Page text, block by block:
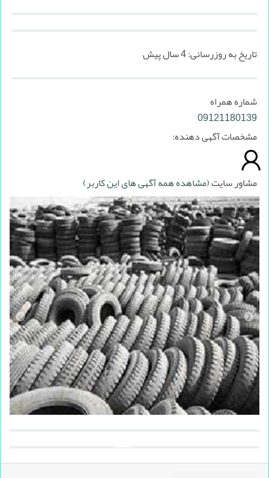
تاریخ به روزرسانی:4 سال پیش
شماره همراه
09121180139
مشخصات آگهی دهنده:
مشاور سایت(مشاهده همه آگهی های این کاربر)